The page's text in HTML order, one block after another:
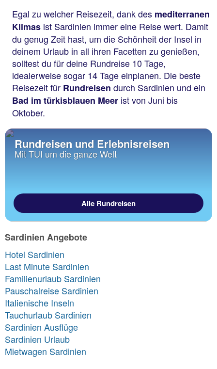
Egal zu welcher Reisezeit, dank des mediterranen
Klimas ist Sardinien immer eine Reise wert. Damit
du genug Zeit hast, um die Schönheit der Insel in
deinem Urlaub in all ihren Facetten zu genießen,
solltest du für deine Rundreise 10 Tage,
idealerweise sogar 14 Tage einplanen. Die beste
Reisezeit für Rundreisen durch Sardinien und ein
Bad im türkisblauen Meer ist von Juni bis
Oktober.
Rundreisen und Erlebnisreisen
Mit TUI um die ganze Welt
Alle Rundreisen
Sardinien Angebote
Hotel Sardinien
Last Minute Sardinien
Familienurlaub Sardinien
Pauschalreise Sardinien
Italienische Inseln
Tauchurlaub Sardinien
Sardinien Ausflüge
Sardinien Urlaub
Mietwagen Sardinien